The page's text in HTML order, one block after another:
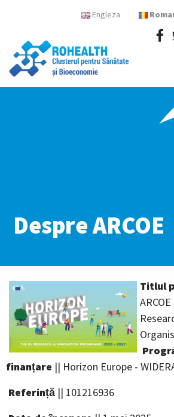
Engleza
Despre ARCOE
Titlul
finanțare || Horizon Europe -
Referință || 101216936